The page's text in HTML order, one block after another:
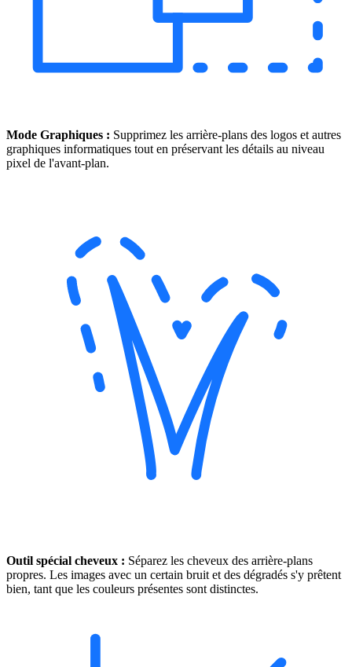
Mode Graphiques : Supprimez les arrière-plans des logos et autres
graphiques informatiques tout en préservant les détails au niveau
pixel de l'avant-plan.
Outil spécial cheveux : Séparez les cheveux des arrière-plans
propres. Les images avec un certain bruit et des dégradés s'y prêtent
bien, tant que les couleurs présentes sont distinctes.